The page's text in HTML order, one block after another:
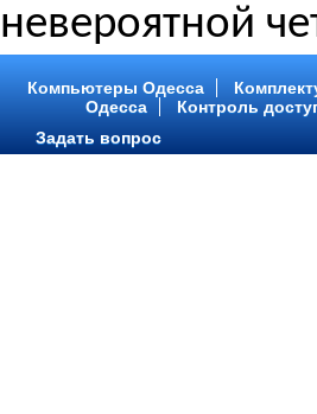
невероятной
Компьютеры Одесса
Одесса
Контроль
Задать вопрос